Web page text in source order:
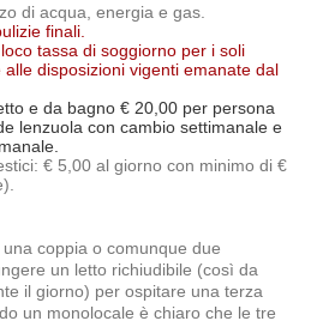
di acqua, energia e gas.
finali.
tassa di soggiorno per i soli
disposizioni vigenti emanate dal
e da bagno € 20,00 per persona
lenzuola con cambio settimanale e
€ 5,00 al giorno con minimo di €
coppia o comunque due
un letto richiudibile (così da
il giorno) per ospitare una terza
un monolocale è chiaro che le tre